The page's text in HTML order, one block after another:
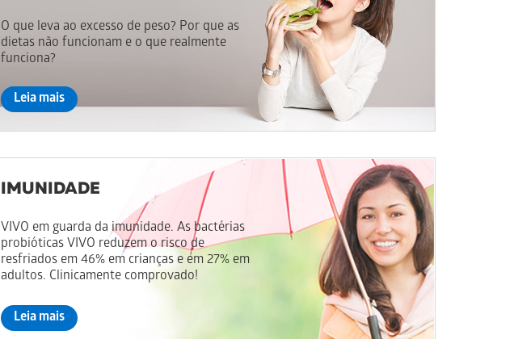
O que leva ao excesso de peso? Por que as
dietas não funcionam e o que realmente
funciona?
Leia mais
IMUNIDADE
VIVO em guarda da imunidade. As bactérias
probióticas VIVO reduzem o risco de
resfriados em 46% em crianças e em 27% em
adultos. Clinicamente comprovado!
Leia mais